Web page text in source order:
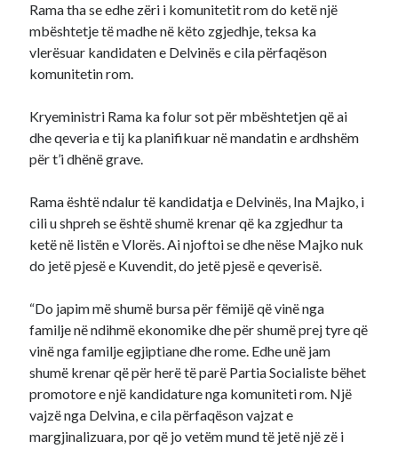
Rama tha se edhe zëri i komunitetit rom do ketë një
mbështetje të madhe në këto zgjedhje, teksa ka
vlerësuar kandidaten e Delvinës e cila përfaqëson
komunitetin rom.
Kryeministri Rama ka folur sot për mbështetjen që ai
dhe qeveria e tij ka planifikuar në mandatin e ardhshëm
për t’i dhënë grave.
Rama është ndalur të kandidatja e Delvinës, Ina Majko, i
cili u shpreh se është shumë krenar që ka zgjedhur ta
ketë në listën e Vlorës. Ai njoftoi se dhe nëse Majko nuk
do jetë pjesë e Kuvendit, do jetë pjesë e qeverisë.
“Do japim më shumë bursa për fëmijë që vinë nga
familje në ndihmë ekonomike dhe për shumë prej tyre që
vinë nga familje egjiptiane dhe rome. Edhe unë jam
shumë krenar që për herë të parë Partia Socialiste bëhet
promotore e një kandidature nga komuniteti rom. Një
vajzë nga Delvina, e cila përfaqëson vajzat e
margjinalizuara, por që jo vetëm mund të jetë një zë i